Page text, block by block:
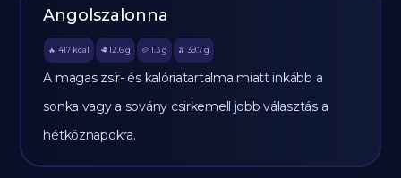
Angolszalonna
🔥 417 kcal 🥩 12.6 g 🥔 1.3g 🫒 39.7 g
A magas zsír- és kalóriatartalma miatt inkább a
sonka vagy a sovány csirkemell jobb választás a
hétköznapokra.